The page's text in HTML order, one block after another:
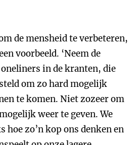
de mensheid te verbeteren,
voorbeeld. ‘Neem de
in de kranten, die
om zo hard mogelijk
te komen. Niet zozeer om
weer te geven. We
hoe zo’n kop ons denken en